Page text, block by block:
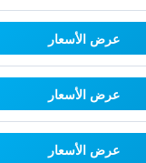
عرض الأسعار
عرض الأسعار
عرض الأسعار